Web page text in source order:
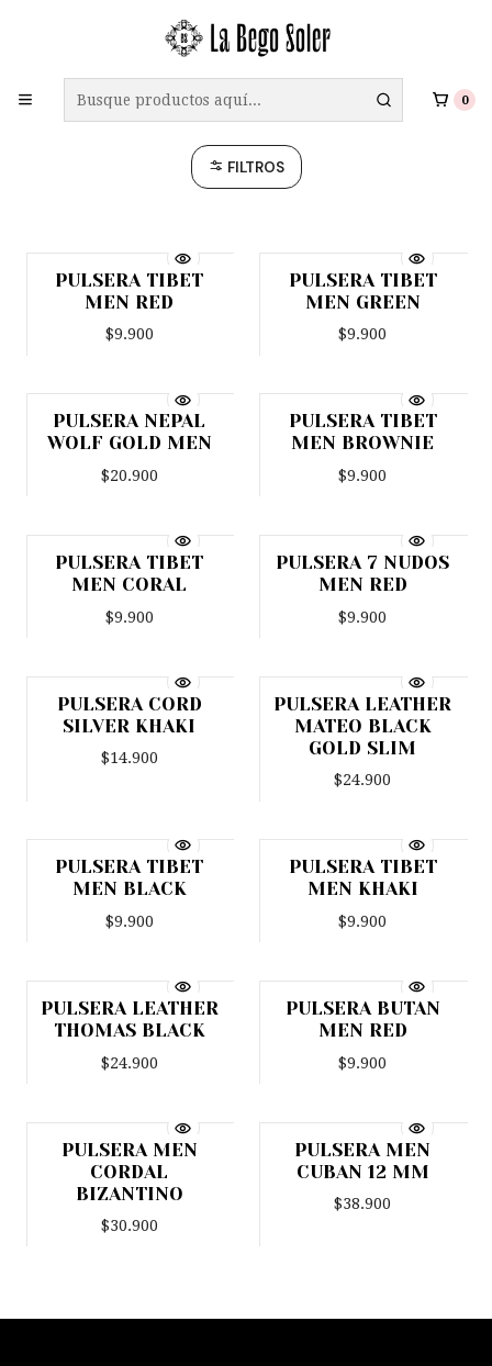
0
ENVÍO GRATIS A TODO CHILE EN COMPRAS SOBRE $69.990
Pulseras Hombre
FILTROS
PULSERA TIBET
MEN RED
$9.900
PULSERA TIBET
MEN GREEN
$9.900
PULSERA NEPAL
WOLF GOLD MEN
$20.900
PULSERA TIBET
MEN BROWNIE
$9.900
PULSERA TIBET
MEN CORAL
$9.900
PULSERA 7 NUDOS
MEN RED
$9.900
PULSERA CORD
SILVER KHAKI
$14.900
PULSERA LEATHER
MATEO BLACK
GOLD SLIM
$24.900
Agotado
PULSERA TIBET
MEN BLACK
$9.900
Agotado
PULSERA TIBET
MEN KHAKI
$9.900
Agotado
PULSERA LEATHER
THOMAS BLACK
$24.900
Agotado
PULSERA BUTAN
MEN RED
$9.900
Agotado
PULSERA MEN
CORDAL
BIZANTINO
$30.900
Agotado
PULSERA MEN
CUBAN 12 MM
$38.900